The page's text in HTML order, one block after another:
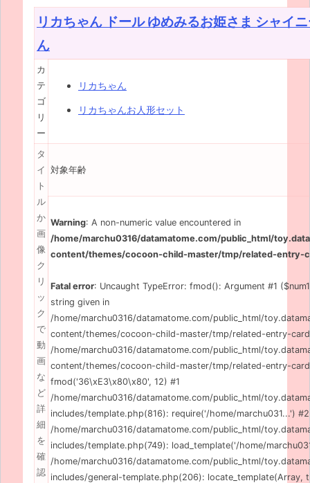
リカちゃん ドール ゆめみるお姫さま シャイ
ん
カ
テ
ゴ
リ
ー
リカちゃん
リカちゃんお人形セット
タ
イ
ト
ル
か
画
像
ク
リ
ッ
ク
で
動
画
な
ど
詳
細
を
確
認
対象年齢
Warning: A non-numeric value encountered in
/home/marchu0316/datamatome.com/public_html/
content/themes/cocoon-child-master/tmp/related-entry-
Fatal error: Uncaught TypeError: fmod(): Argument #1
string given in
/home/marchu0316/datamatome.com/public_html/
content/themes/cocoon-child-master/tmp/related-entry-
/home/marchu0316/datamatome.com/public_html/
content/themes/cocoon-child-master/tmp/related-entry-
fmod('36\xE3\x80\x80', 12) #1
/home/marchu0316/datamatome.com/public_html/
includes/template.php(816): require('/home/marchu031...') #2
/home/marchu0316/datamatome.com/public_html/
includes/template.php(749): load_template('/home/
/home/marchu0316/datamatome.com/public_html/
includes/general-template.php(206): locate_template(Array,